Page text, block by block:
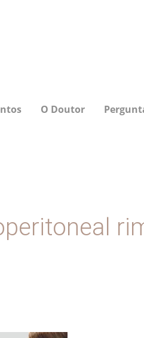
O Doutor